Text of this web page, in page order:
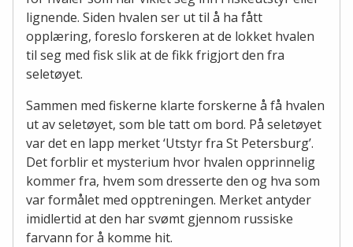
lignende. Siden hvalen ser ut til å ha fått
opplæring, foreslo forskeren at de lokket hvalen
til seg med fisk slik at de fikk frigjort den fra
seletøyet.
Sammen med fiskerne klarte forskerne å få hvalen
ut av seletøyet, som ble tatt om bord. På seletøyet
var det en lapp merket ‘Utstyr fra St Petersburg’.
Det forblir et mysterium hvor hvalen opprinnelig
kommer fra, hvem som dresserte den og hva som
var formålet med opptreningen. Merket antyder
imidlertid at den har svømt gjennom russiske
farvann for å komme hit.